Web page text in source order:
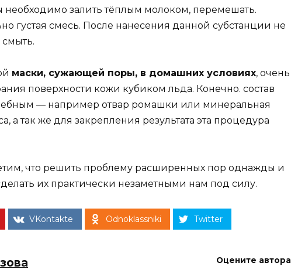
необходимо залить тёплым молоком, перемешать.
густая смесь. После нанесения данной субстанции не
смыть.
маски, сужающей поры, в домашних условиях, очень
поверхности кожи кубиком льда. Конечно. состав
— например отвар ромашки или минеральная
а так же для закрепления результата эта процедура
что решить проблему расширенных пор однажды и
их практически незаметными нам под силу.
VKontakte Odnoklassniki Twitter
Оцените автора